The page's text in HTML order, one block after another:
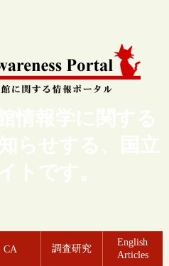
情報学に関する
らせする、国立
トです。
CA 調査研究
English
Articles